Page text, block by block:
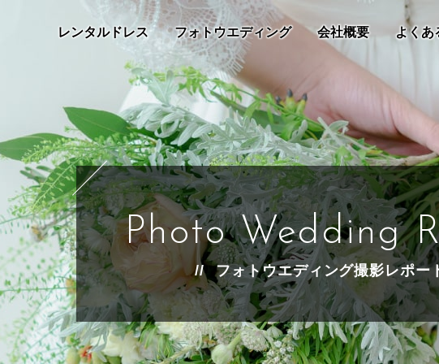
レンタルドレス フォトウエディング 会社概要 よくあ
Photo Wedding
フォトウエディング撮影レポー